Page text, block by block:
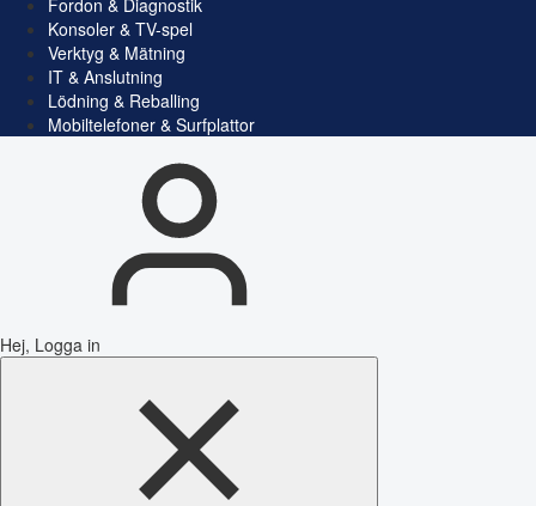
Fordon & Diagnostik
Konsoler & TV-spel
Verktyg & Mätning
IT & Anslutning
Lödning & Reballing
Mobiltelefoner & Surfplattor
Hej, Logga in